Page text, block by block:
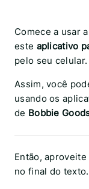
Comece a usar
este aplicativo
pelo seu celular.
Assim, você
usando os
de Bobbie
Então,
no final do texto.